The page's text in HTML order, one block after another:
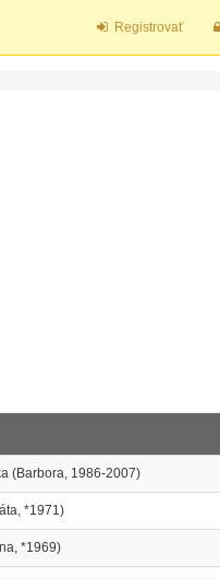
Registrovať
(Barbora, 1986-2007)
*1971)
*1969)